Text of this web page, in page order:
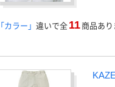
「カラー」 違いで全 11 商品あり